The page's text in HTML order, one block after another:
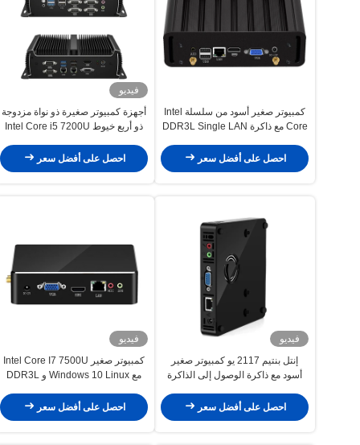
كمبيوتر صغير أسود من سلسلة Intel
Core مع ذاكرة DDR3L Single LAN
احصل على أفضل سعر
فيديو
أجهزة كمبيوتر صغيرة ذو نواة مزدوجة
ذو أربع خيوط Intel Core i5 7200U
6COM
احصل على أفضل سعر
فيديو
إنتل بنتيم 2117 يو كمبيوتر صغير
أسود مع ذاكرة الوصول إلى الذاكرة
احصل على أفضل سعر
فيديو
كمبيوتر صغير Intel Core I7 7500U
مع Windows 10 Linux و DDR3L
احصل على أفضل سعر